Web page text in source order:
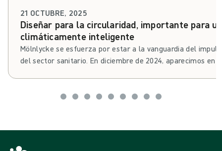
21 OCTUBRE, 2025
Diseñar para la circularidad, importante para
climáticamente inteligente
Mölnlycke se esfuerza por estar a la vanguardia del
del sector sanitario. En diciembre de 2024, aparecimos en
contribuir a reducir el impacto climático de la asistencia